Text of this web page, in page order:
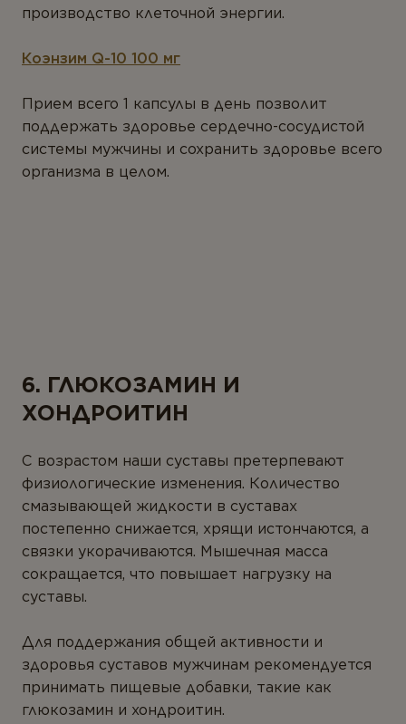
производство клеточной энергии.
Коэнзим Q-10 100 мг
Прием всего 1 капсулы в день позволит
поддержать здоровье сердечно-сосудистой
системы мужчины и сохранить здоровье всего
организма в целом.
6. ГЛЮКОЗАМИН И
ХОНДРОИТИН
С возрастом наши суставы претерпевают
физиологические изменения. Количество
смазывающей жидкости в суставах
постепенно снижается, хрящи истончаются, а
связки укорачиваются. Мышечная масса
сокращается, что повышает нагрузку на
суставы.
Для поддержания общей активности и
здоровья суставов мужчинам рекомендуется
принимать пищевые добавки, такие как
глюкозамин и хондроитин.